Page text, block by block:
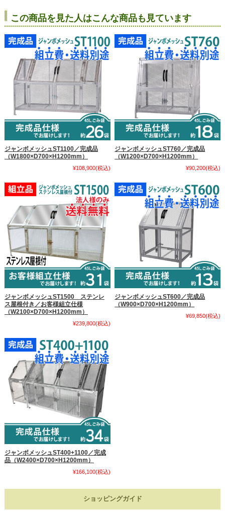
この商品を見た人はこんな商品も見ています
ジャンボメッシュST1100／完成品
（W1800×D700×H1200mm）
¥108,900(税込)
ジャンボメッシュST760／完成品
（W1200×D700×H1200mm）
¥90,200(税込)
ジャンボメッシュST1500 ステンレ
ス屋根付き／お客様組立仕様
（W2100×D700×H1200mm）
¥239,800(税込)
ジャンボメッシュST600／完成品
（W900×D700×H1200mm）
¥69,850(税込)
ジャンボメッシュST400+1100／完成
品（W2400×D700×H1200mm）
¥166,100(税込)
ショッピングガイド